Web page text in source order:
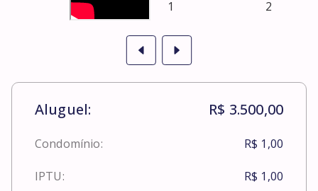
Aluguel: R$ 3.500,00
Condomínio: R$ 1,00
IPTU: R$ 1,00